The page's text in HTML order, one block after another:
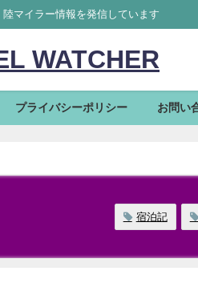
マイラー情報を発信しています
WATCHER
プライバシーポリシー お問い
宿泊記